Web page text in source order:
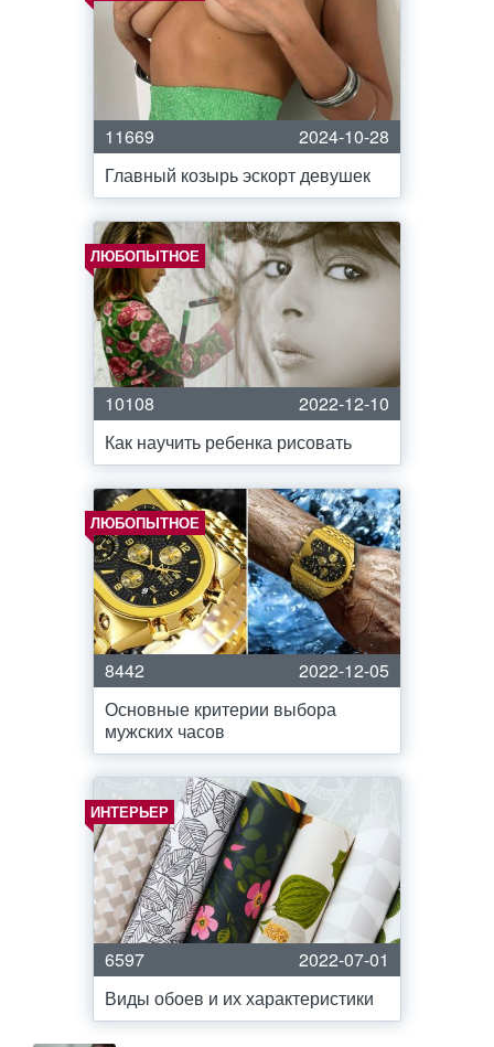
11669
2024-10-28
Главный козырь эскорт девушек
ЛЮБОПЫТНОЕ
10108
2022-12-10
Как научить ребенка рисовать
ЛЮБОПЫТНОЕ
8442
2022-12-05
Основные критерии выбора
мужских часов
ИНТЕРЬЕР
6597
2022-07-01
Виды обоев и их характеристики